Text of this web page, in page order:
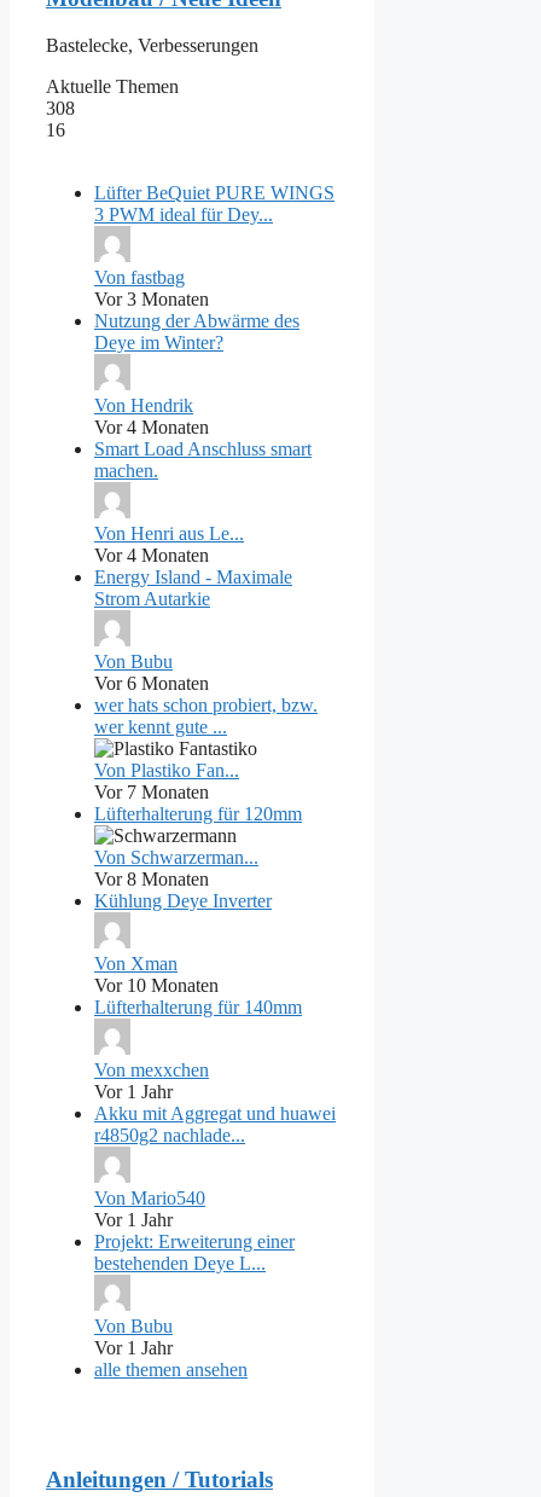
Bastelecke, Verbesserungen
Aktuelle Themen
308
16
Lüfter BeQuiet PURE WINGS
3 PWM ideal für Dey...
Von fastbag
Vor 3 Monaten
Nutzung der Abwärme des
Deye im Winter?
Von Hendrik
Vor 4 Monaten
Smart Load Anschluss smart
machen.
Von Henri aus Le...
Vor 4 Monaten
Energy Island - Maximale
Strom Autarkie
Von Bubu
Vor 6 Monaten
wer hats schon probiert, bzw.
wer kennt gute ...
Von Plastiko Fan...
Vor 7 Monaten
Lüfterhalterung für 120mm
Von Schwarzerman...
Vor 8 Monaten
Kühlung Deye Inverter
Von Xman
Vor 10 Monaten
Lüfterhalterung für 140mm
Von mexxchen
Vor 1 Jahr
Akku mit Aggregat und huawei
r4850g2 nachlade...
Von Mario540
Vor 1 Jahr
Projekt: Erweiterung einer
bestehenden Deye L...
Von Bubu
Vor 1 Jahr
alle themen ansehen
Anleitungen / Tutorials